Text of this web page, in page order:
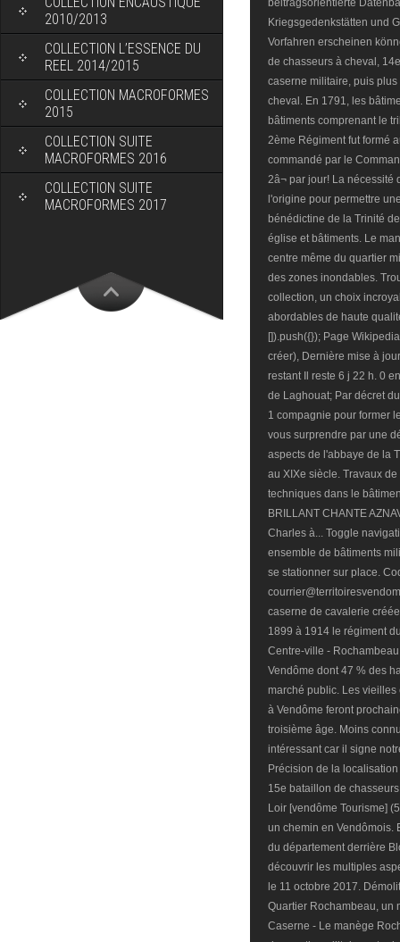
2010/2013
COLLECTION L’ESSENCE DU
REEL 2014/2015
COLLECTION MACROFORMES
2015
COLLECTION SUITE
MACROFORMES 2016
COLLECTION SUITE
MACROFORMES 2017